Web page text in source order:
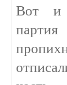
Вот и